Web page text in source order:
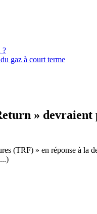
?
gaz à court terme
» devraient
(TRF) » en réponse à la